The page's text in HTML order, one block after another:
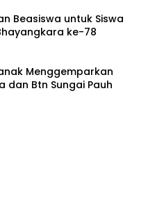
Beasiswa untuk Siswa
ke-78
Menggemparkan
dan Btn Sungai Pauh